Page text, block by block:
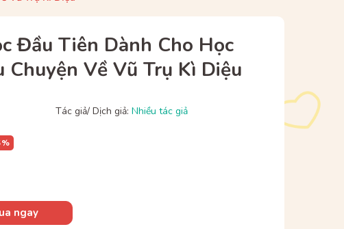
Đầu Tiên Dành Cho Học
Về Vũ Trụ Kì Diệu
Tác giả/ Dịch giả:Nhiều tác giả
%
ngay